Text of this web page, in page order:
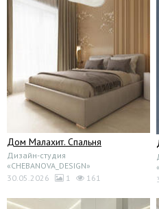
Дом Малахит. Спальня
Дизайн-студия
«CHEBANOVA_DESIGN»
30.05.2026
1 161